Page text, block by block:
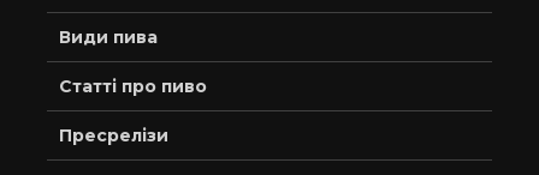
Види пива
Статті про пиво
Пресрелізи